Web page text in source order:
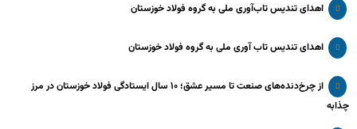
اهدای تندیس تاب‌آوری ملی به گروه فولاد خوزستان
اهدای تندیس تاب آوری ملی به گروه فولاد خوزستان
از چرخ‌دنده‌های صنعت تا مسیر عشق؛ ۱۰ سال ایستادگی فولاد خوزستان در مرز
چذابه